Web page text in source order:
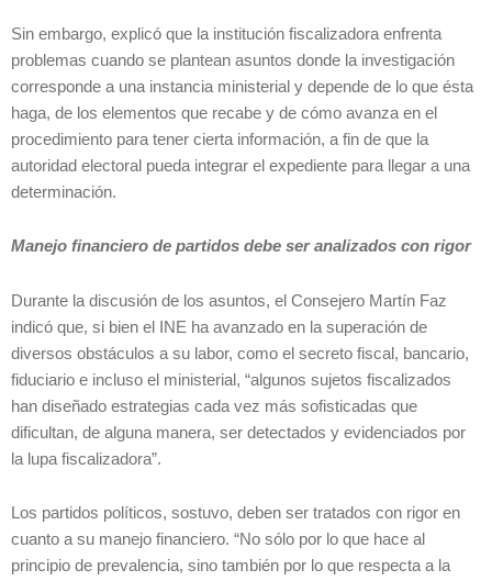
Sin embargo, explicó que la institución fiscalizadora enfrenta
problemas cuando se plantean asuntos donde la investigación
corresponde a una instancia ministerial y depende de lo que ésta
haga, de los elementos que recabe y de cómo avanza en el
procedimiento para tener cierta información, a fin de que la
autoridad electoral pueda integrar el expediente para llegar a una
determinación.
Manejo financiero de partidos debe ser analizados con rigor
Durante la discusión de los asuntos, el Consejero Martín Faz
indicó que, si bien el INE ha avanzado en la superación de
diversos obstáculos a su labor, como el secreto fiscal, bancario,
fiduciario e incluso el ministerial, “algunos sujetos fiscalizados
han diseñado estrategias cada vez más sofisticadas que
dificultan, de alguna manera, ser detectados y evidenciados por
la lupa fiscalizadora”.
Los partidos políticos, sostuvo, deben ser tratados con rigor en
cuanto a su manejo financiero. “No sólo por lo que hace al
principio de prevalencia, sino también por lo que respecta a la